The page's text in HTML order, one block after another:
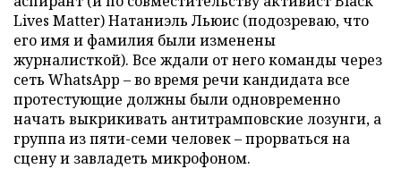
Lives Matter) Натаниэль Льюис (подозреваю, что
его имя и фамилия были изменены
журналисткой). Все ждали от него команды через
сеть WhatsApp – во время речи кандидата все
протестующие должны были одновременно
начать выкрикивать антитрамповские лозунги, а
группа из пяти-семи человек – прорваться на
сцену и завладеть микрофоном.